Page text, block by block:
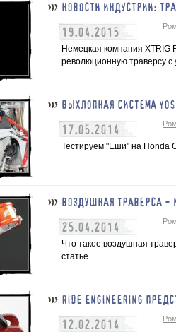
НОВОСТИ ИНДУСТРИИ:
19.04.2015
Немецкая компания XTRIG
революционную траверсу
ВЫХЛОПНАЯ СИСТЕМА
17.05.2014
Тестируем "Еши" на Honda
ВОЗДУШНАЯ ТРАВЕРСА -
25.04.2014
Что такое воздушная
статье....
RIDE ENGINEERING
12.02.2014